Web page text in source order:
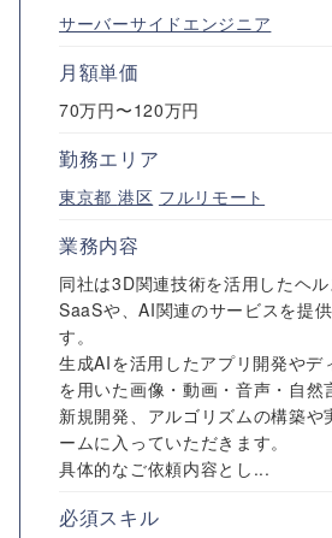
サーバーサイドエンジニア
月額単価
70万円〜120万円
勤務エリア
東京都 港区 フルリモート
業務内容
同社は3D関連技術を活用したヘ
SaaSや、AI関連のサービスを提
す。
生成AIを活用したアプリ開発やデ
を用いた画像・動画・音声・自然
新規開発、アルゴリズムの構築や
ームに入っていただきます。
具体的なご依頼内容とし...
必須スキル